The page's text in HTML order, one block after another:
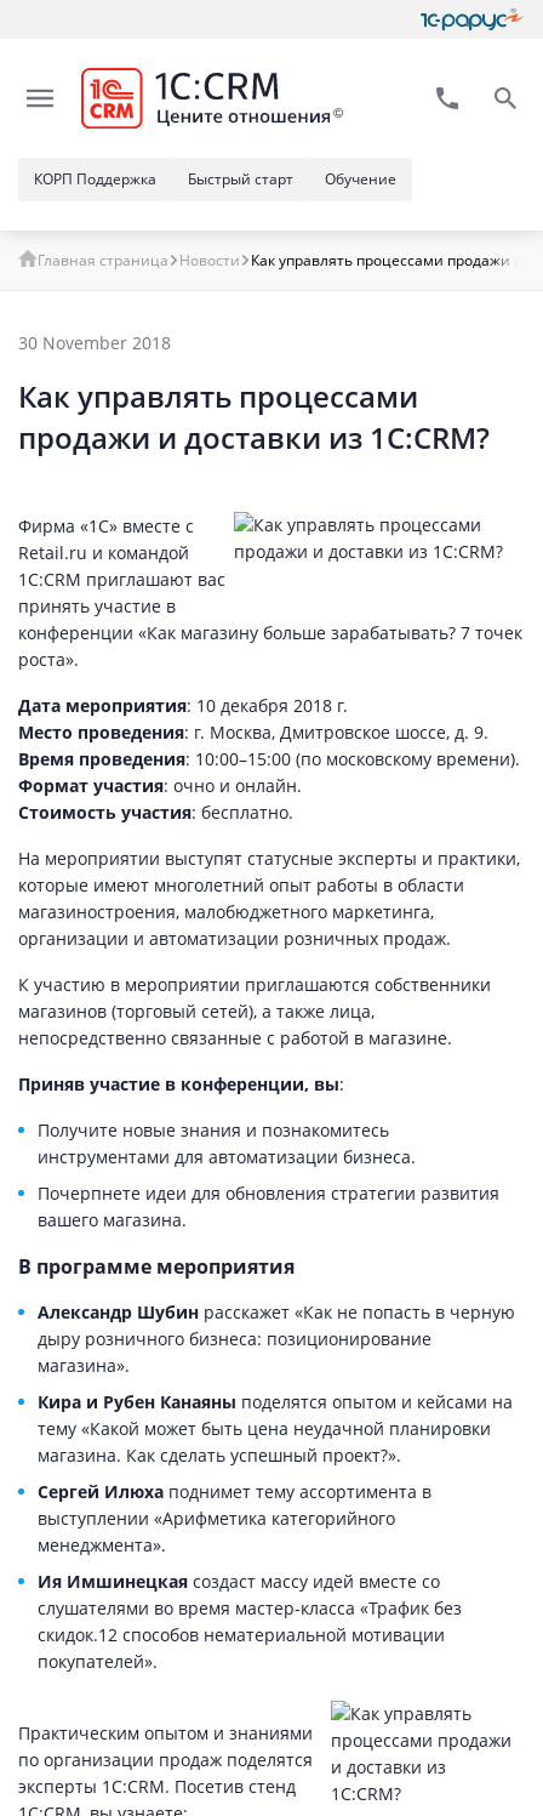
Обучение
Быстрый старт
КОРП Поддержка
Главная страница Новости Как управлять процессами продажи и
30 November 2018
Как управлять процессами
продажи и доставки из 1С:CRM?
Фирма «1С» вместе с
Retail.ru и командой
1С:CRM приглашают вас
принять участие в
конференции «Как магазину больше зарабатывать? 7 точек
роста».
Дата мероприятия: 10 декабря 2018 г.
Место проведения: г. Москва, Дмитровское шоссе, д. 9.
Время проведения: 10:00–15:00 (по московскому времени).
Формат участия: очно и онлайн.
Стоимость участия: бесплатно.
На мероприятии выступят статусные эксперты и практики,
которые имеют многолетний опыт работы в области
магазиностроения, малобюджетного маркетинга,
организации и автоматизации розничных продаж.
К участию в мероприятии приглашаются собственники
магазинов (торговый сетей), а также лица,
непосредственно связанные с работой в магазине.
Приняв участие в конференции, вы:
Получите новые знания и познакомитесь
инструментами для автоматизации бизнеса.
Почерпнете идеи для обновления стратегии развития
вашего магазина.
В программе мероприятия
Александр Шубин расскажет «Как не попасть в черную
дыру розничного бизнеса: позиционирование
магазина».
Кира и Рубен Канаяны поделятся опытом и кейсами на
тему «Какой может быть цена неудачной планировки
магазина. Как сделать успешный проект?».
Сергей Илюха поднимет тему ассортимента в
выступлении «Арифметика категорийного
менеджмента».
Ия Имшинецкая создаст массу идей вместе со
слушателями во время мастер-класса «Трафик без
скидок.12 способов нематериальной мотивации
покупателей».
Практическим опытом и знаниями
по организации продаж поделятся
эксперты 1С:CRM. Посетив стенд